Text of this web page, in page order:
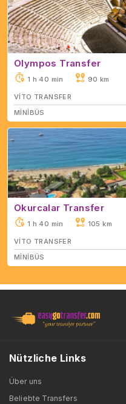
Olympos Transfer
1 h 40 min 90 km
VİTO TRANSFER
MİNİBÜS
Okurcalar Transfer
1 h 40 min 105 km
VİTO TRANSFER
MİNİBÜS
Nützliche Links
Über uns
Beliebte Transfers